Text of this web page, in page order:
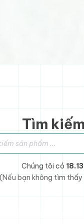
Tìm
phẩm
Chúng tôi có
(Nếu bạn không tìm